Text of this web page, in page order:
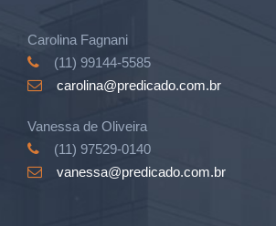
Carolina Fagnani
(11) 99144-5585
carolina@predicado.com.br
Vanessa de Oliveira
(11) 97529-0140
vanessa@predicado.com.br